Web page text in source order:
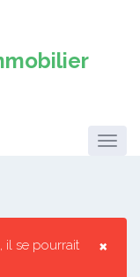
×
, il se pourrait